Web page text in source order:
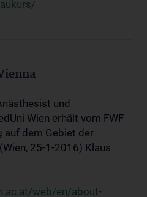
und
Wien erhält vom FWF
auf dem Gebiet der
25-1-2016) Klaus
web/en/about-